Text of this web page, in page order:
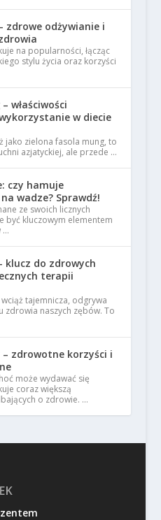
zdrowe odżywianie i
na popularności, łącząc
stylu życia oraz korzyści
właściwości
w diecie
jako zielona fasola mung, to
azjatyckiej, ale przede …
czy hamuje
wadze? Sprawdź!
ze swoich licznych
być kluczowym elementem
…
klucz do zdrowych
terapii
tajemnicza, odgrywa
zdrowia naszych zębów. To
– zdrowotne korzyści i
może wydawać się
coraz większą
o zdrowie. …